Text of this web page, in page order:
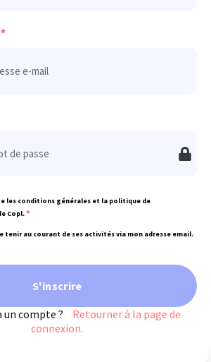
*
les conditions générales et la politique de
Copl.*
tenir au courant de ses activités via mon adresse email.
S'inscrire
un compte ?
Retourner à la page de
connexion.